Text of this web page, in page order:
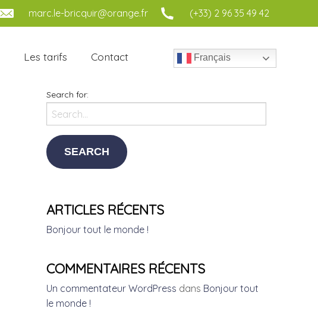
marc.le-bricquir@orange.fr (+33) 2 96 35 49 42
Les tarifs Contact Français
Search for:
ARTICLES RÉCENTS
Bonjour tout le monde !
COMMENTAIRES RÉCENTS
Un commentateur WordPress dans Bonjour tout
le monde !